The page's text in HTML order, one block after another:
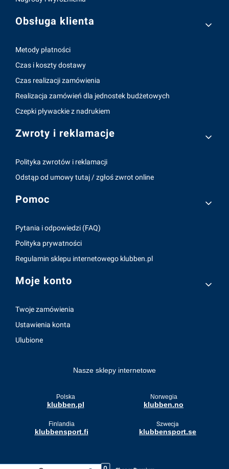
Obsługa klienta
Metody płatności
Czas i koszty dostawy
Czas realizacji zamówienia
Realizacja zamówień dla jednostek budżetowych
Czepki pływackie z nadrukiem
Zwroty i reklamacje
Polityka zwrotów i reklamacji
Odstąp od umowy tutaj / zgłoś zwrot online
Pomoc
Pytania i odpowiedzi (FAQ)
Polityka prywatności
Regulamin sklepu internetowego klubben.pl
Moje konto
Twoje zamówienia
Ustawienia konta
Ulubione
Nasze sklepy internetowe
Polska
klubben.pl
Norwegia
klubben.no
Finlandia
klubbensport.fi
Szwecja
klubbensport.se